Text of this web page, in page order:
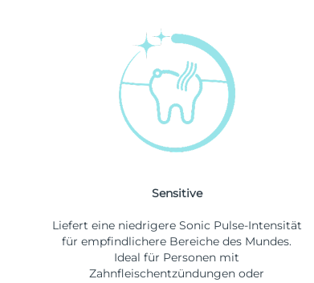
Sensitive
Liefert eine niedrigere Sonic Pulse-Intensität
für empfindlichere Bereiche des Mundes.
Ideal für Personen mit
Zahnfleischentzündungen oder